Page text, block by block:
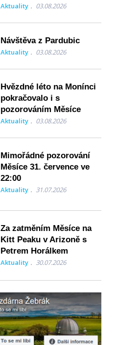
Aktuality 03.08.2026
Návštěva z Pardubic
Aktuality 03.08.2026
Hvězdné léto na Monínci
pokračovalo i s
pozorováním Měsíce
Aktuality 03.08.2026
Mimořádné pozorování
Měsíce 31. července ve
22:00
Aktuality 31.07.2026
Za zatměním Měsíce na
Kitt Peaku v Arizoně s
Petrem Horálkem
Aktuality 30.07.2026